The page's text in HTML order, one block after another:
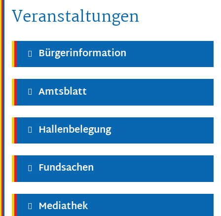
Veranstaltungen
Bürgerinformation
Amtsblatt
Hallenbelegung
Fundsachen
Mediathek